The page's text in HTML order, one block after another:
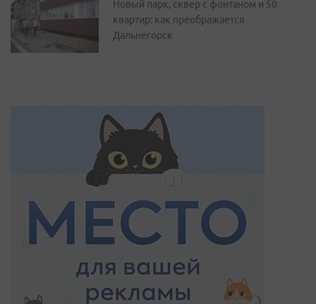
Новый парк, сквер с фонтаном и 50
квартир: как преображается
Дальнегорск